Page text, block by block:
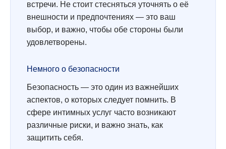
встречи. Не стоит стесняться уточнять о её
внешности и предпочтениях — это ваш
выбор, и важно, чтобы обе стороны были
удовлетворены.
Немного о безопасности
Безопасность — это один из важнейших
аспектов, о которых следует помнить. В
сфере интимных услуг часто возникают
различные риски, и важно знать, как
защитить себя.